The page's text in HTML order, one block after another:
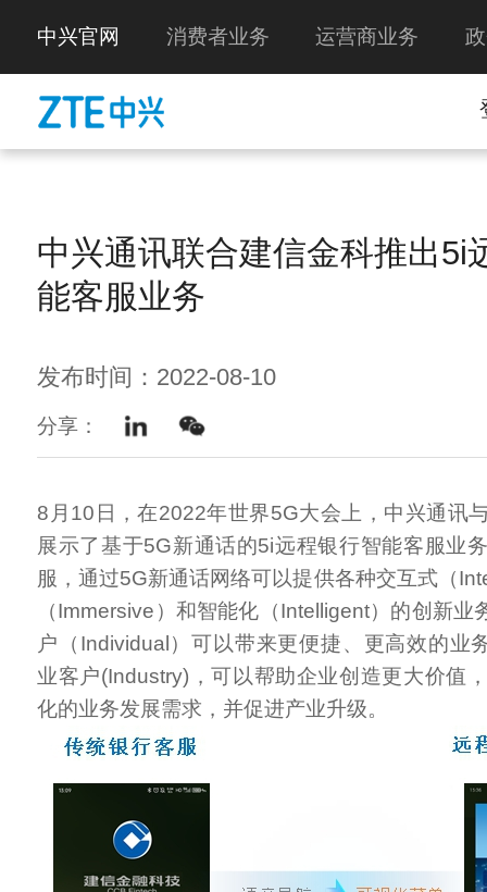
中兴官网 消费者业务 运营商业务
中兴通讯联合建信金科推出5i
能客服业务
发布时间：2022-08-10
分享：
8月10日，在2022年世界5G大会上，中兴通讯
展示了基于5G新通话的5i远程银行智能客服业
服，通过5G新通话网络可以提供各种交互式（
（Immersive）和智能化（Intelligent）的创新业
户（Individual）可以带来更便捷、更高效的业
业客户(Industry)，可以帮助企业创造更大价值
化的业务发展需求，并促进产业升级。